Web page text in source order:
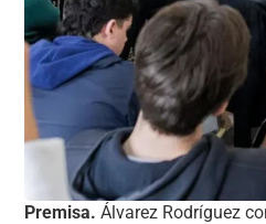
Premisa. Álvarez Rodríguez